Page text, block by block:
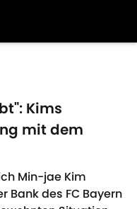
Kims
mit dem
Min-jae Kim
Bank des FC Bayern